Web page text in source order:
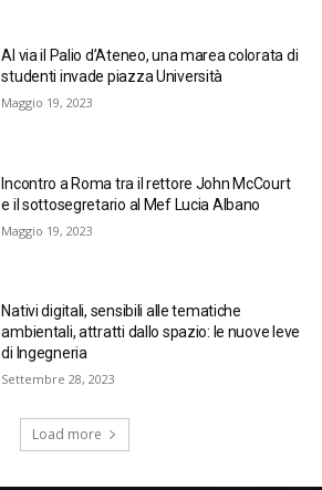
Al via il Palio d’Ateneo, una marea colorata di
studenti invade piazza Università
Maggio 19, 2023
Incontro a Roma tra il rettore John McCourt
e il sottosegretario al Mef Lucia Albano
Maggio 19, 2023
Nativi digitali, sensibili alle tematiche
ambientali, attratti dallo spazio: le nuove leve
di Ingegneria
Settembre 28, 2023
Load more